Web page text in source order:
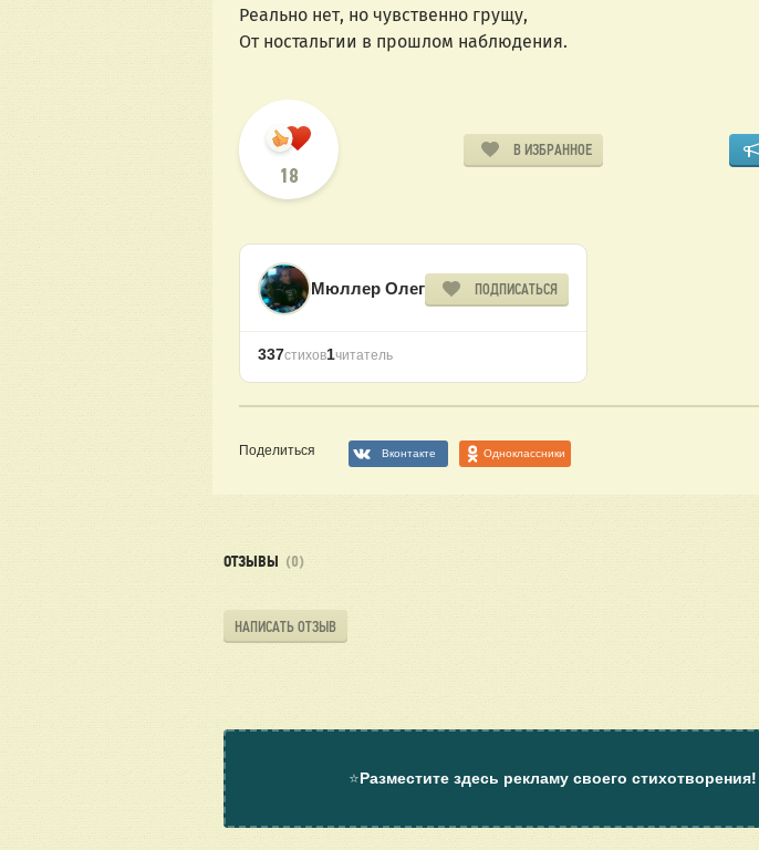
Реально нет, но чувственно грущу,
От ностальгии в прошлом наблюдения.
18
В ИЗБРАННОЕ
Мюллер Олег ПОДПИСАТЬСЯ
337стихов1читатель
Поделиться Вконтакте Одноклассники
ОТЗЫВЫ (0)
НАПИСАТЬ ОТЗЫВ
⭐Разместите здесь рекламу своего стихотворения!